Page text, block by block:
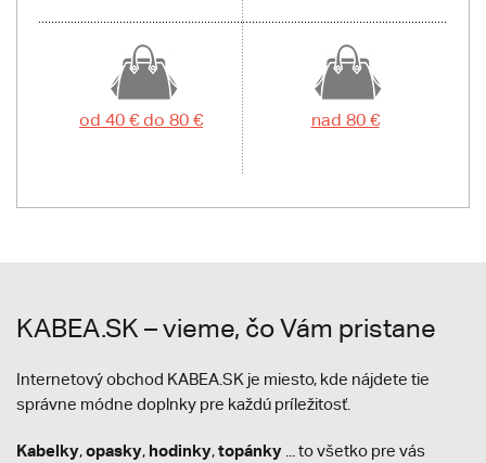
od 40 € do 80 € nad 80 €
KABEA.SK – vieme, čo Vám pristane
Internetový obchod KABEA.SK je miesto, kde nájdete tie
správne módne doplnky pre každú príležitosť.
Kabelky,opasky, hodinky,topánky ... to všetko pre vás